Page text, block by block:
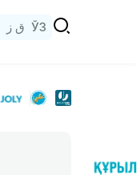
ق ز ЎЗ